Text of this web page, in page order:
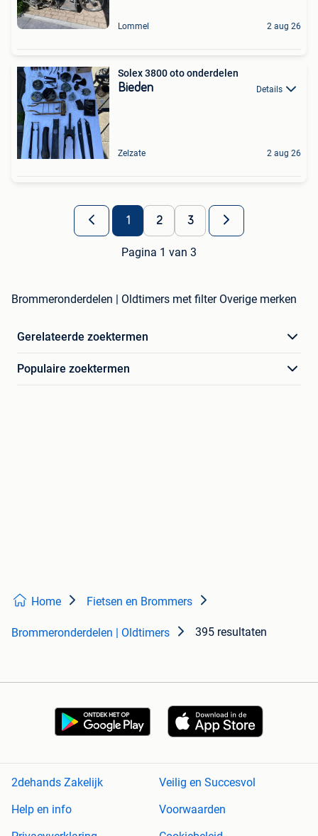
Lommel 2 aug 26
Solex 3800 oto onderdelen
Bieden Details
Zelzate 2 aug 26
1 2 3
Pagina 1 van 3
Brommeronderdelen | Oldtimers met filter Overige merken
Gerelateerde zoektermen
Populaire zoektermen
Home Fietsen en Brommers
Brommeronderdelen | Oldtimers 395 resultaten
2dehands Zakelijk
Veilig en Succesvol
Help en info
Voorwaarden